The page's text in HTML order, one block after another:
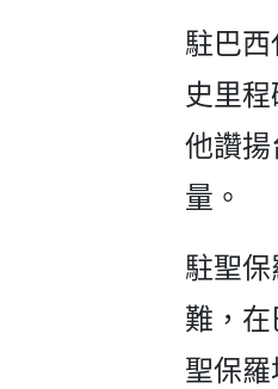
駐巴
史里
他讚
量。
駐聖
難，
聖保